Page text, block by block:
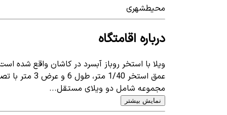
محیطشهری
درباره اقامتگاه
ویلا با استخر روباز آبسرد در کاشان واقع شده
عمق استخر 1/40 متر، طول 6 و عرض 3 متر با تصفیه 24 ساعته قابل استفاده در تمام فصل‌ها می‌باشد
مجموعه شامل دو ویلای مستقل...
نمایش بیشتر